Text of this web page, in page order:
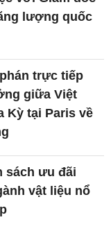
lượng quốc
trực tiếp
giữa Việt
Kỳ tại Paris về
sách ưu đãi
vật liệu nổ